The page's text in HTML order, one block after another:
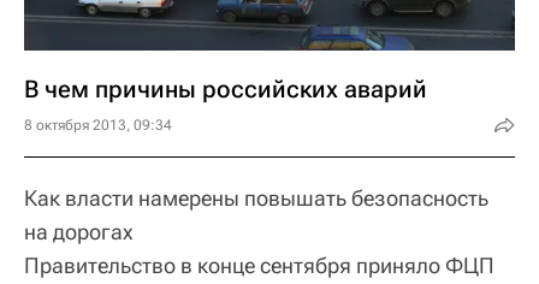
В чем причины российских аварий
8 октября 2013, 09:34
Как власти намерены повышать безопасность
на дорогах
Правительство в конце сентября приняло ФЦП